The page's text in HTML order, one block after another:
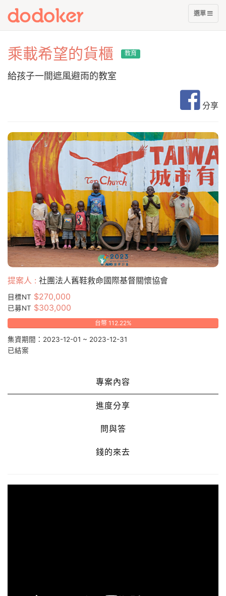
展
開
選
選單
乘載希望的貨櫃 教育
給孩子一間遮風避雨的教室
分享
提案人 : 社團法人舊鞋救命國際基督關懷協會
目標NT $270,000
已募NT $303,000
台幣 112.22%
集資期間：2023-12-01 ~ 2023-12-31
已結案
專案內容
進度分享
問與答
錢的來去